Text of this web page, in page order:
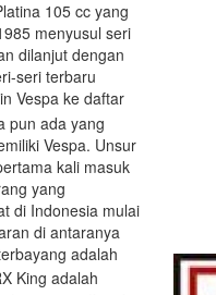
105 cc yang
menyusul seri
dilanjut dengan
seri terbaru
Vespa ke daftar
pun ada yang
Vespa. Unsur
kali masuk
yang
di Indonesia mulai
di antaranya
adalah
King adalah